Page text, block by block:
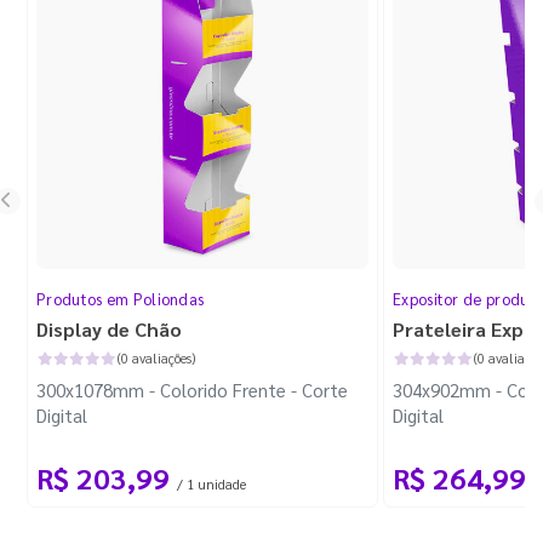
Produtos em Poliondas
Display de Chão
(0 avaliações)
300x1078mm - Colorido Frente - Corte
Digital
R$ 203,99 / 1 unidade
Expositor de
Prateleira
(0
304x902mm -
Digital
R$ 264,99